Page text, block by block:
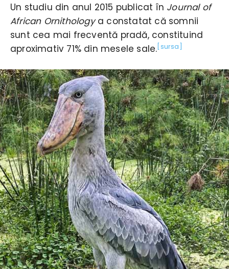
Un studiu din anul 2015 publicat în Journal of
African Ornithologya constatat că somnii
sunt cea mai frecventă pradă, constituind
aproximativ 71% din mesele sale. [sursa]